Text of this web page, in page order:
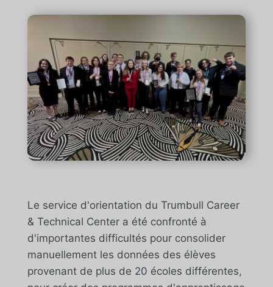
Le service d'orientation du Trumbull Career
& Technical Center a été confronté à
d'importantes difficultés pour consolider
manuellement les données des élèves
provenant de plus de 20 écoles différentes,